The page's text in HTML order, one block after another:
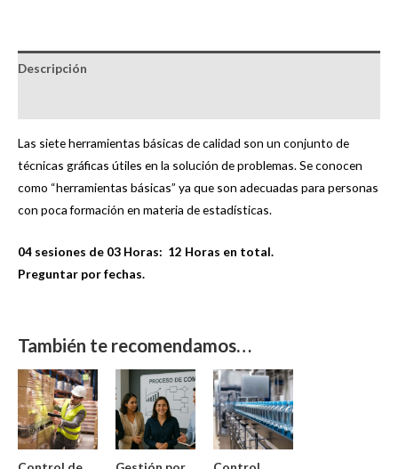
Descripción
Las siete herramientas básicas de calidad son un conjunto de
técnicas gráficas útiles en la solución de problemas. Se conocen
como “herramientas básicas” ya que son adecuadas para personas
con poca formación en materia de estadísticas.
04 sesiones de 03 Horas: 12 Horas en total.
Preguntar por fechas.
También te recomendamos…